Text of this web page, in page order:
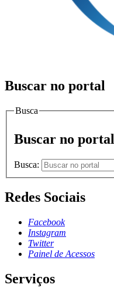
Buscar no portal
Busca
Buscar no portal
Busca:
Redes Sociais
Facebook
Instagram
Twitter
Painel de Acessos
Serviços